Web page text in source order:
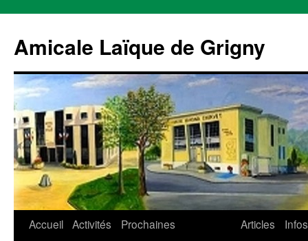
contenu
Amicale Laïque de Grigny
Accueil Activités
Prochaines
Articles
Infos